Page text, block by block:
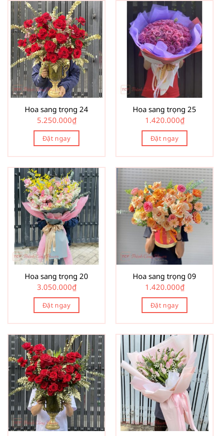
Hoa sang trọng 24
5.250.000₫
Đặt ngay
Hoa sang trọng 25
1.420.000₫
Đặt ngay
Hoa sang trọng 20
3.050.000₫
Đặt ngay
Hoa sang trọng 09
1.420.000₫
Đặt ngay